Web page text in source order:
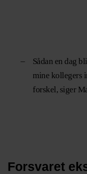
–
Sådan en dag
mine kollegers
forskel, siger
Forsvaret